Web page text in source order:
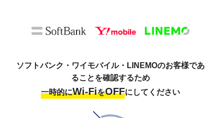
ソフトバンク・ワイモバイル・LINEMOのお客様であ
ることを確認するため
一時的にWi-FiをOFFにしてください